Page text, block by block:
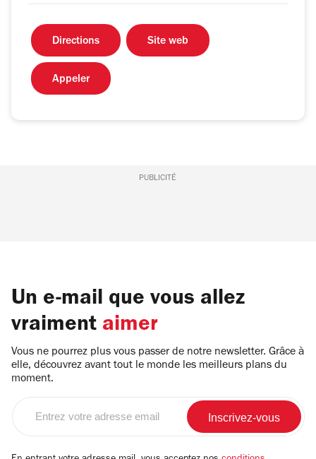
Directions Site web
Appeler
PUBLICITÉ
Un e-mail que vous allez
vraiment aimer
Vous ne pourrez plus vous passer de notre newsletter. Grâce à
elle, découvrez avant tout le monde les meilleurs plans du
moment.
email